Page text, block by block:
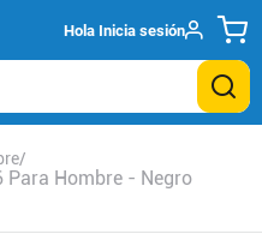
Hola Inicia sesión
Para Hombre - Negro